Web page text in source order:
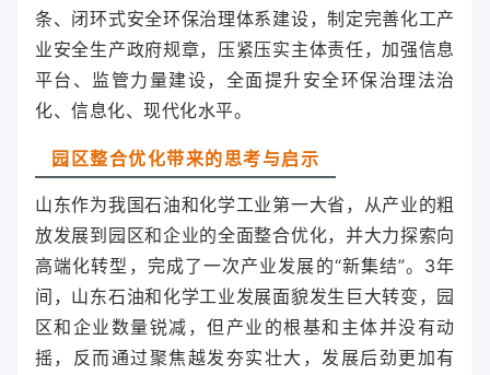
条、闭环式安全环保治理体系建设，制定完善化工产
业安全生产政府规章，压紧压实主体责任，加强信息
平台、监管力量建设，全面提升安全环保治理法治
化、信息化、现代化水平。
园区整合优化带来的思考与启示
山东作为我国石油和化学工业第一大省，从产业的粗
放发展到园区和企业的全面整合优化，并大力探索向
高端化转型，完成了一次产业发展的“新集结”。3年
间，山东石油和化学工业发展面貌发生巨大转变，园
区和企业数量锐减，但产业的根基和主体并没有动
摇，反而通过聚焦越发夯实壮大，发展后劲更加有